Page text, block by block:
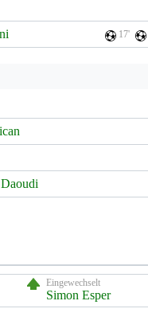
17'
Eingewechselt
Simon Esper